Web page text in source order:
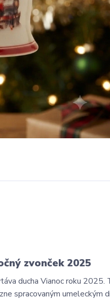
zvonček 2025
ducha Vianoc roku 2025.
spracovaným umeleckým